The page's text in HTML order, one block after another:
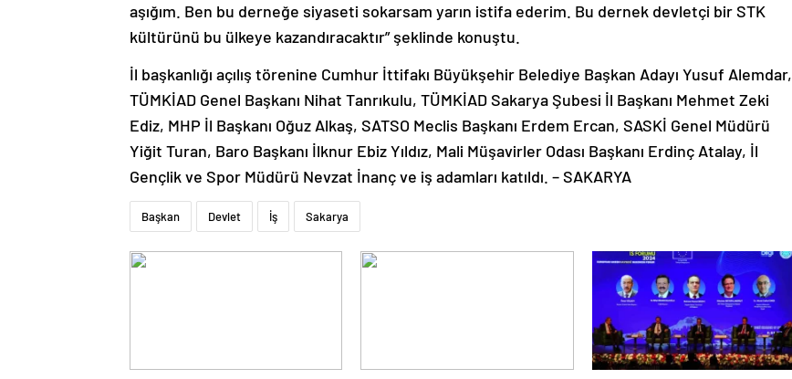
aşığım. Ben bu derneğe siyaseti sokarsam yarın istifa ederim. Bu dernek devletçi bir STK
kültürünü bu ülkeye kazandıracaktır” şeklinde konuştu.
İl başkanlığı açılış törenine Cumhur İttifakı Büyükşehir Belediye Başkan Adayı Yusuf Alemdar,
TÜMKİAD Genel Başkanı Nihat Tanrıkulu, TÜMKİAD Sakarya Şubesi İl Başkanı Mehmet Zeki
Ediz, MHP İl Başkanı Oğuz Alkaş, SATSO Meclis Başkanı Erdem Ercan, SASKİ Genel Müdürü
Yiğit Turan, Baro Başkanı İlknur Ebiz Yıldız, Mali Müşavirler Odası Başkanı Erdinç Atalay, İl
Gençlik ve Spor Müdürü Nevzat İnanç ve iş adamları katıldı. – SAKARYA
Başkan Devlet İş Sakarya